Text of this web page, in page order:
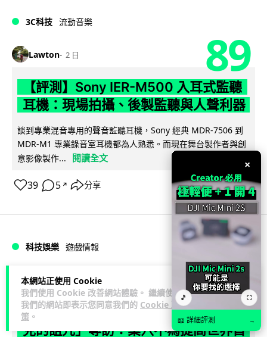
本網站正使用 Cookie
我們使用 Cookie 改善網站體驗。 繼續使用
我們的網站即表示您同意我們的 Cookie 政
策 。
3C科技 流動音樂
Lawton 2 日 89
【評測】Sony IER-M500 入耳式監聽
耳機：現場拍攝、後製監聽與人聲利器
談到專業混音專用的聲音監聽耳機，Sony 經典 MDR-7506 到
MDR-M1 專業錄音室耳機都為人熟悉。而現在舞台製作者與創
意影像製作...
閱讀全文
39 5 ↗ 分享
科技娛樂 遊戲情報
天恩 2 日
《魔獸世界：至暗之夜》12.1 「烏拉特
克的詛咒」專訪：巢穴不為提高世界首
×
🎵 ⛶
📖 詳細評測 →